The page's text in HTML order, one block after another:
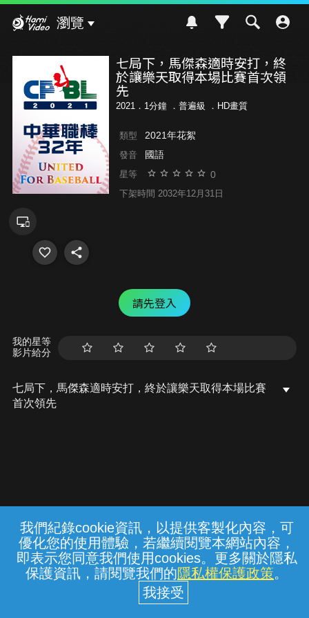
我們紀錄cookie資訊，以提供客製化內容，可
優化您的使用體驗，若繼續閱覽本網站內容，
即表示您同意我們使用cookies。更多關於隱私
保護資訊，請閱覽我們的隱私權保護政策。
瀏覽
七局下，馬傑森適時安打，終
於讓樂天取得本場比賽首次領
先
2021．1分鐘 ． 普遍級 ．HD畫質
類型 2021年花絮
發音 國語
星等 0
下架時間 2032年12月31日
請先登入
我的星等
影片給分
七局下，馬傑森適時安打，終於讓樂天取得本場比賽
首次領先
常見問題 線上客服 服務條款 隱私權保護
中華電信股份有限公司個人家庭分公司
(統一編號：96979949) © 2026
{{notifyMsg}}